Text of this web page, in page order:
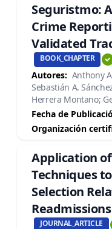
Seguristmo:
Crime
Validated
BOOK_CHAPTER
Autores: Anthony
Sebastián A.
Herrera Montano;
Fecha de
Organización
Application
Techniques
Selection
JOURNAL_ARTICLE